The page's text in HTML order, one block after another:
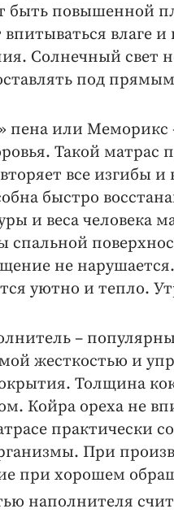
быть повышенной
влаге
Солнечный свет
под
пена или
Такой матрас
все изгибы и
быстро
и веса человека
не
уютно и тепло.
–
жесткостью и
Толщина
Койра ореха не
практически
При
при хорошем
наполнителя